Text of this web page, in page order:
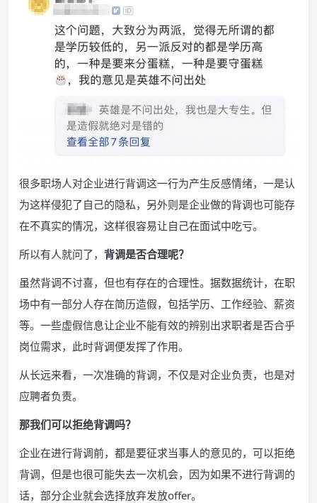
很多职场人对企业进行背调这一行为产生反感情绪，一是认
为这样侵犯了自己的隐私，另外则是企业做的背调也可能存
在不真实的情况，这样很容易让自己在面试中吃亏。
所以有人就问了， 背调是否合理呢？
虽然背调不讨喜，但也有存在的合理性。据数据统计，在职
场中有一部分人存在简历造假，包括学历、工作经验、薪资
等。一些虚假信息让企业不能有效的辨别出求职者是否合乎
岗位需求，此时背调便发挥了作用。
从长远来看，一次准确的背调，不仅是对企业负责，也是对
应聘者负责。
那我们可以拒绝背调吗？
企业在进行背调前，都是要征求当事人的意见的，可以拒绝
背调，但是也很可能失去一次机会，因为如果不进行背调的
话，部分企业就会选择放弃发放offer。